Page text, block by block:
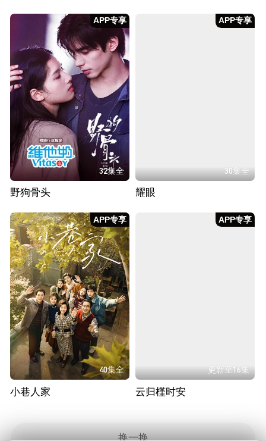
APP专享
32集全
野狗骨头
APP专享
30集全
耀眼
APP专享
40集全
小巷人家
APP专享
更新至16集
云归槿时安
换一换